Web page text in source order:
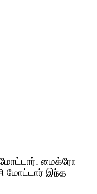
மோட்டார். மைக்ரோ
மோட்டார் இந்த